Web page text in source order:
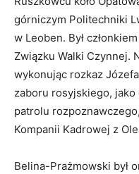
górniczym Politechniki
w Leoben. Był
Związku Walki Czynnej.
wykonując rozkaz
zaboru rosyjskiego,
patrolu
Kompanii Kadrowej z
Belina-Prażmowski był